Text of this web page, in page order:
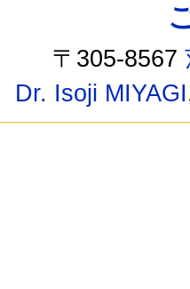
〒305-8567
Dr. Isoji MIYAGI